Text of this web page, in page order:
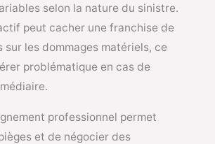
selon la nature du sinistre.
peut cacher une franchise de
sur les dommages matériels, ce
problématique en cas de
professionnel permet
et de négocier des